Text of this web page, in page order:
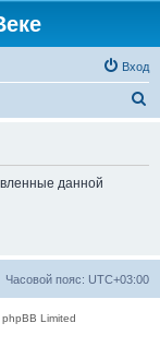
Вход
данной
Часовой пояс: UTC+03:00
Limited